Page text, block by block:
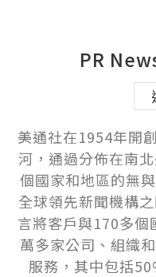
PR
美通社在1954年開
河，通過分佈在南
個國家和地區的無
全球領先新聞機構
言將客戶與170多
萬多家公司、組織
服務，其中包括